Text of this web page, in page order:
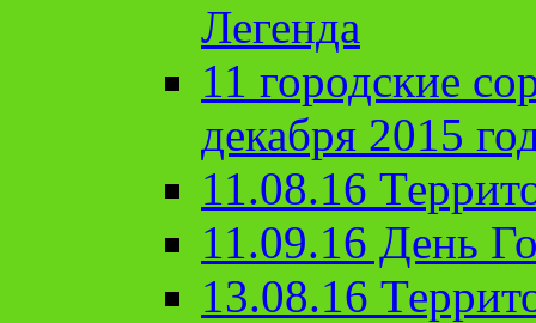
Легенда
11 городские
декабря 2015
11.08.16
11.09.16 День
13.08.16